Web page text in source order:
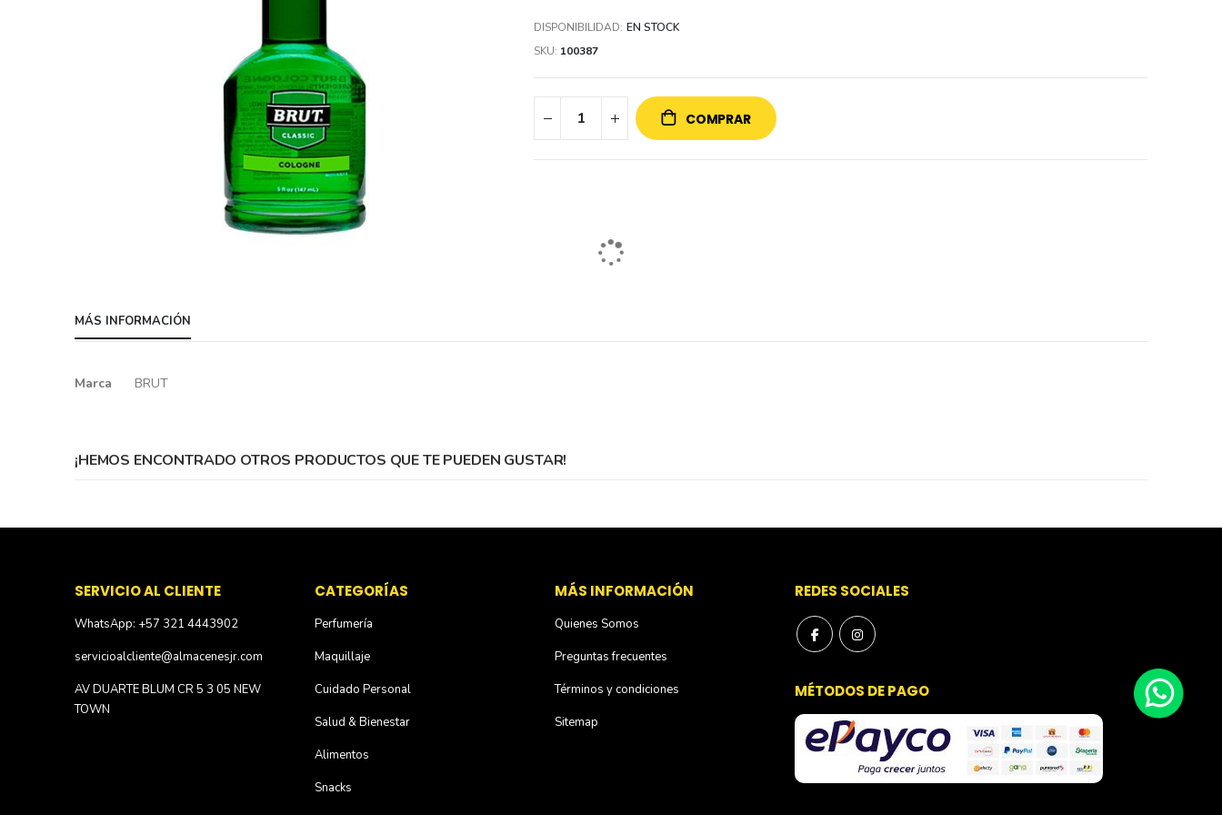
the
beginning
the
DISPONIBILIDAD: EN STOCK
SKU 100387
COMPRAR
MÁS INFORMACIÓN
Más
Marca BRUT
¡HEMOS ENCONTRADO OTROS PRODUCTOS QUE TE PUEDEN GUSTAR!
SERVICIO AL CLIENTE
WhatsApp: +57 321 4443902
servicioalcliente@almacenesjr.com
AV DUARTE BLUM CR 5 3 05 NEW
TOWN
CATEGORÍAS
Perfumería
Maquillaje
Cuidado Personal
Salud & Bienestar
Alimentos
Snacks
MÁS INFORMACIÓN
Quienes Somos
Preguntas frecuentes
Términos y condiciones
Sitemap
REDES SOCIALES
MÉTODOS DE PAGO